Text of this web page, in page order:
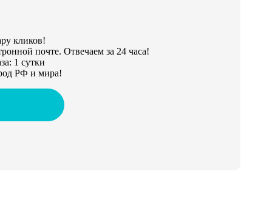
кликов!
почте. Отвечаем за 24 часа!
1 сутки
РФ и мира!